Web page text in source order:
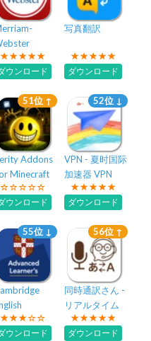
Dictionary
ウンロード
写真翻訳
ダウンロード
51位 ↑
Addons
Minecraft
ウンロード
52位 ↓
VPN - 夏时国际
加速器 VPN
ダウンロード
55位 ↓
Dictionary
ウンロード
56位 ↑
同時通訳さん -
リアルタイム
音声翻訳・AI
通訳・会議-
ダウンロード